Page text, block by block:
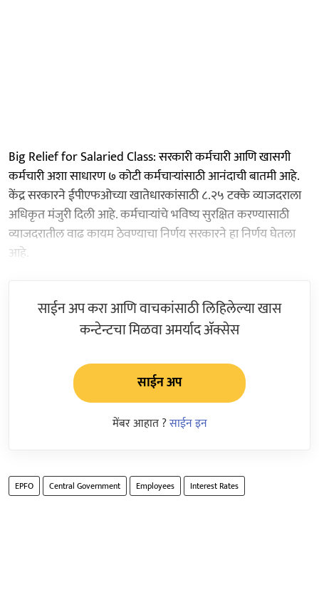
Big Relief for Salaried Class: सरकारी कर्मचारी आणि खासगी
कर्मचारी अशा साधारण ७ कोटी कर्मचाऱ्यांसाठी आनंदाची बातमी आहे.
केंद्र सरकारने ईपीएफओच्या खातेधारकांसाठी ८.२५ टक्के व्याजदराला
अधिकृत मंजुरी दिली आहे. कर्मचाऱ्यांचे भविष्य सुरक्षित करण्यासाठी
व्याजदरातील वाढ कायम ठेवण्याचा निर्णय सरकारने हा निर्णय घेतला
आहे.
साईन अप करा आणि वाचकांसाठी लिहिलेल्या खास
कन्टेन्टचा मिळवा अमर्याद ॲक्सेस
साईन अप
मेंबर आहात ?साईन इन
EPFO Central Government Employees Interest Rates